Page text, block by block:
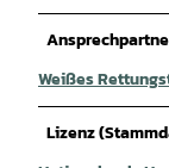
Weißes
Lizenz